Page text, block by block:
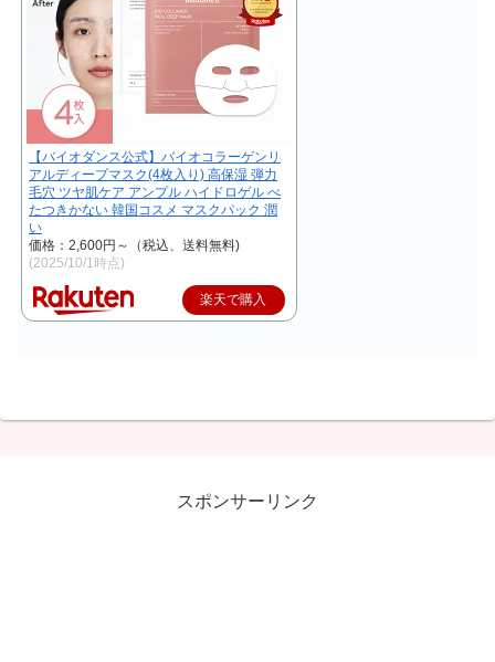
【バイオダンス公式】バイオコラーゲンリ
アルディープマスク(4枚入り) 高保湿 弾力
毛穴 ツヤ肌ケア アンプル ハイドロゲル べ
たつきかない 韓国コスメ マスクパック 潤
い
価格：2,600円～（税込、送料無料)
(2025/10/1時点)
楽天で購入
スポンサーリンク